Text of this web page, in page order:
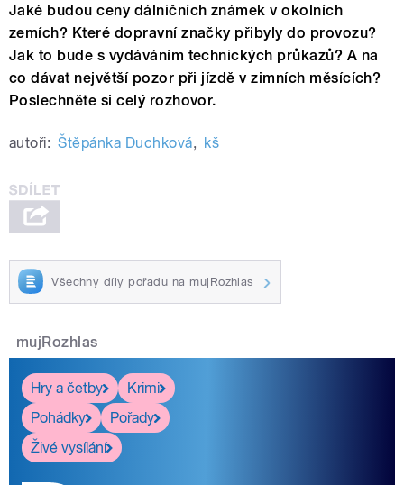
Jaké budou ceny dálničních známek v okolních
zemích? Které dopravní značky přibyly do provozu?
Jak to bude s vydáváním technických průkazů? A na
co dávat největší pozor při jízdě v zimních měsících?
Poslechněte si celý rozhovor.
autoři: Štěpánka Duchková, kš
Všechny díly pořadu na mujRozhlas
mujRozhlas
Hry a četby
Krimi
Pohádky
Pořady
Živé vysílání